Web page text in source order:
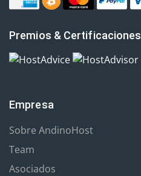
Premios & Certificaciones
Empresa
Sobre AndinoHost
Team
Asociados